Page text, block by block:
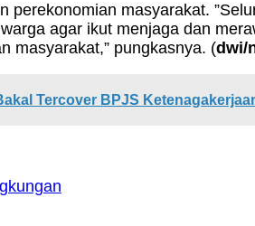
masyarakat.
agar ikut menjaga dan
masyarakat,” pungkasnya. (dwi/
Tercover BPJS